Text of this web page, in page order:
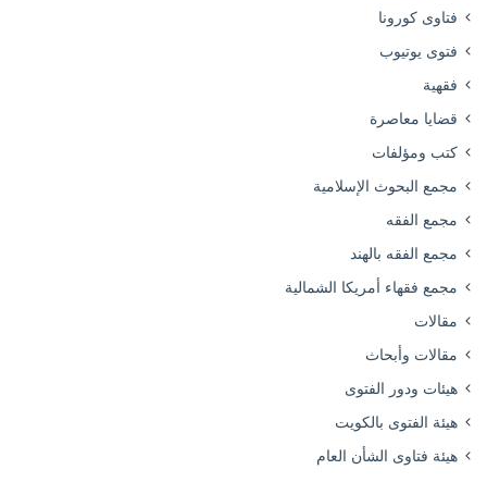
فتاوى كورونا
فتوى يوتيوب
فقهية
قضايا معاصرة
كتب ومؤلفات
مجمع البحوث الإسلامية
مجمع الفقه
مجمع الفقه بالهند
مجمع فقهاء أمريكا الشمالية
مقالات
مقالات وأبحاث
هيئات ودور الفتوى
هيئة الفتوى بالكويت
هيئة فتاوى الشأن العام